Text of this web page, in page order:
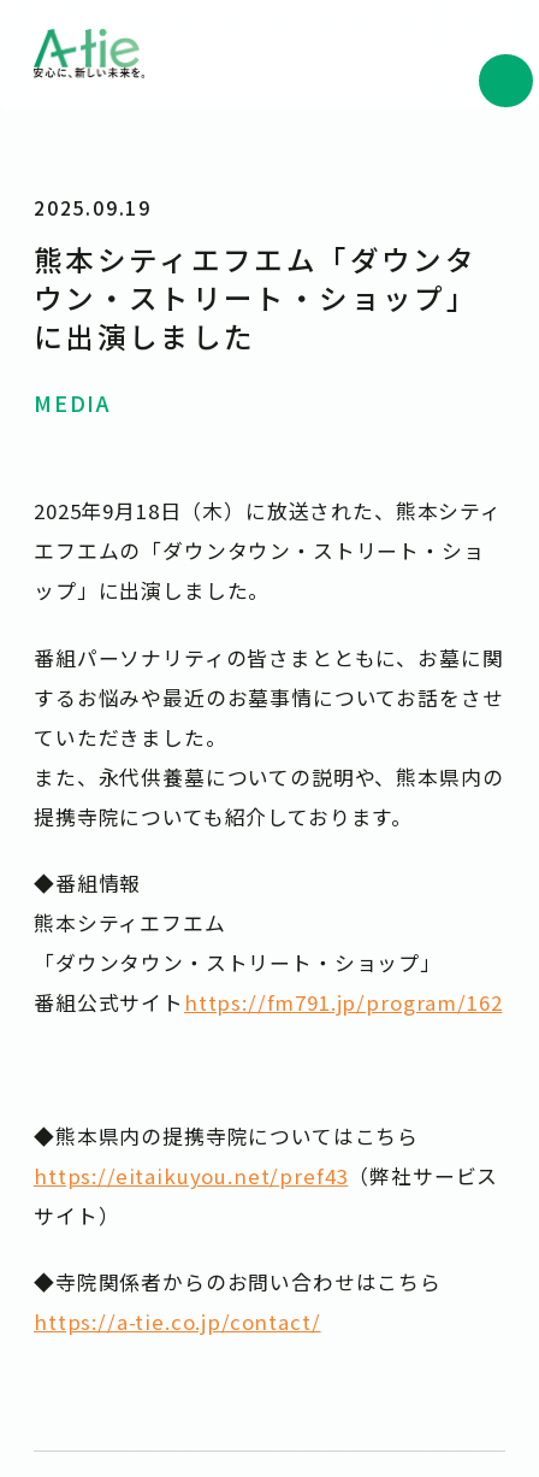
2025.09.19
熊本シティエフエム「ダウンタ
ウン・ストリート・ショップ」
に出演しました
MEDIA
2025年9月18日（木）に放送された、熊本シティ
エフエムの「ダウンタウン・ストリート・ショ
ップ」に出演しました。
番組パーソナリティの皆さまとともに、お墓に関
するお悩みや最近のお墓事情についてお話をさせ
ていただきました。
また、永代供養墓についての説明や、熊本県内の
提携寺院についても紹介しております。
◆番組情報
熊本シティエフエム
「ダウンタウン・ストリート・ショップ」
番組公式サイト https://fm791.jp/program/162
◆熊本県内の提携寺院についてはこちら
https://eitaikuyou.net/pref43 （弊社サービス
サイト）
◆寺院関係者からのお問い合わせはこちら
https://a-tie.co.jp/contact/